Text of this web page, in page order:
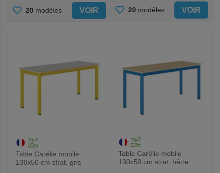
AJOUTER
20 modèles VOIR AJOUTER
20 modèles VOIR
Table Carélie mobile
130x50 cm strat. gris
Table Carélie mobile
130x50 cm strat. hêtre